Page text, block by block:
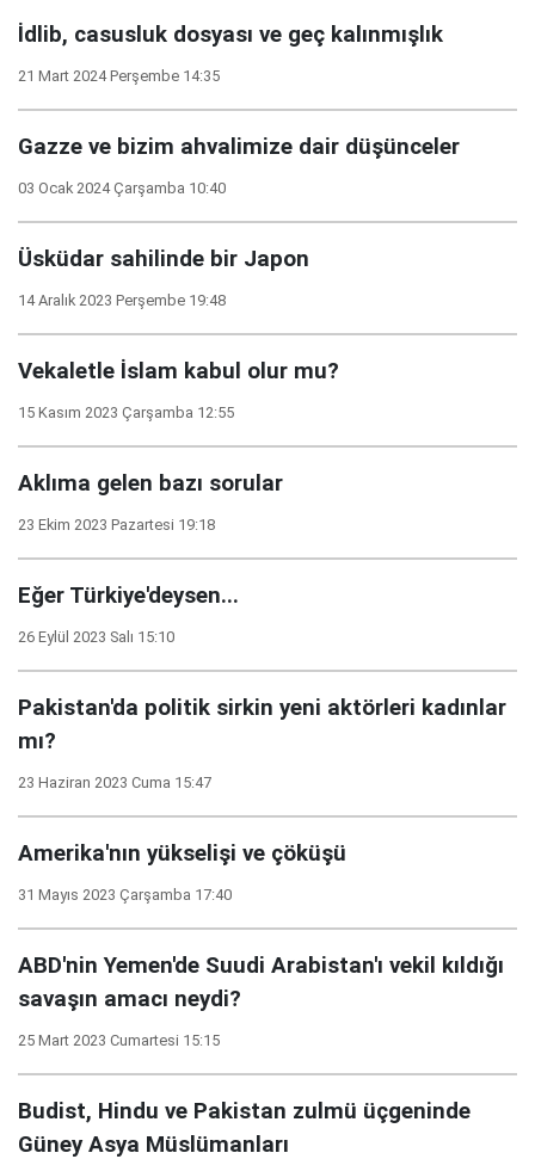
İdlib, casusluk dosyası ve geç kalınmışlık
21 Mart 2024 Perşembe 14:35
Gazze ve bizim ahvalimize dair düşünceler
03 Ocak 2024 Çarşamba 10:40
Üsküdar sahilinde bir Japon
14 Aralık 2023 Perşembe 19:48
Vekaletle İslam kabul olur mu?
15 Kasım 2023 Çarşamba 12:55
Aklıma gelen bazı sorular
23 Ekim 2023 Pazartesi 19:18
Eğer Türkiye'deysen...
26 Eylül 2023 Salı 15:10
Pakistan'da politik sirkin yeni aktörleri kadınlar
mı?
23 Haziran 2023 Cuma 15:47
Amerika'nın yükselişi ve çöküşü
31 Mayıs 2023 Çarşamba 17:40
ABD'nin Yemen'de Suudi Arabistan'ı vekil kıldığı
savaşın amacı neydi?
25 Mart 2023 Cumartesi 15:15
Budist, Hindu ve Pakistan zulmü üçgeninde
Güney Asya Müslümanları